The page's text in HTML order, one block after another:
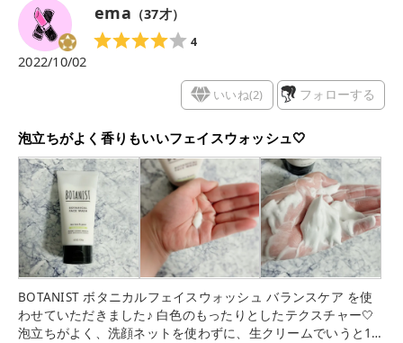
ema （37才）
4
2022/10/02
いいね(2) フォローする
泡立ちがよく香りもいいフェイスウォッシュ🤍
BOTANIST ボタニカルフェイスウォッシュ バランスケア を使
わせていただきました♪ 白色のもったりとしたテクスチャー🤍
泡立ちがよく、洗顔ネットを使わずに、生クリームでいうと10